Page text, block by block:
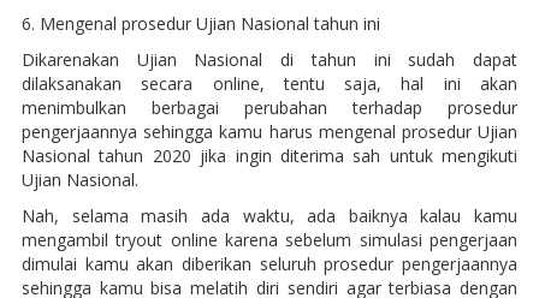
6. Mengenal prosedur Ujian Nasional tahun ini
Dikarenakan Ujian Nasional di tahun ini sudah dapat
dilaksanakan secara online, tentu saja, hal ini akan
menimbulkan berbagai perubahan terhadap prosedur
pengerjaannya sehingga kamu harus mengenal prosedur Ujian
Nasional tahun 2020 jika ingin diterima sah untuk mengikuti
Ujian Nasional.
Nah, selama masih ada waktu, ada baiknya kalau kamu
mengambil tryout online karena sebelum simulasi pengerjaan
dimulai kamu akan diberikan seluruh prosedur pengerjaannya
sehingga kamu bisa melatih diri sendiri agar terbiasa dengan